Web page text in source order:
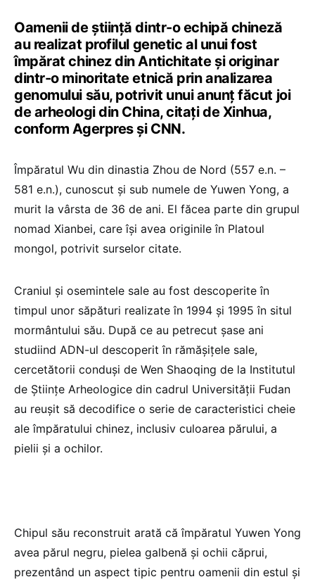
Oamenii de ştiinţă dintr-o echipă chineză
au realizat profilul genetic al unui fost
împărat chinez din Antichitate şi originar
dintr-o minoritate etnică prin analizarea
genomului său, potrivit unui anunţ făcut joi
de arheologi din China, citaţi de Xinhua,
conform Agerpres și CNN.
Împăratul Wu din dinastia Zhou de Nord (557 e.n. –
581 e.n.), cunoscut şi sub numele de Yuwen Yong, a
murit la vârsta de 36 de ani. El făcea parte din grupul
nomad Xianbei, care îşi avea originile în Platoul
mongol, potrivit surselor citate.
Craniul şi osemintele sale au fost descoperite în
timpul unor săpături realizate în 1994 şi 1995 în situl
mormântului său. După ce au petrecut şase ani
studiind ADN-ul descoperit în rămăşiţele sale,
cercetătorii conduşi de Wen Shaoqing de la Institutul
de Ştiinţe Arheologice din cadrul Universităţii Fudan
au reuşit să decodifice o serie de caracteristici cheie
ale împăratului chinez, inclusiv culoarea părului, a
pielii şi a ochilor.
Chipul său reconstruit arată că împăratul Yuwen Yong
avea părul negru, pielea galbenă şi ochii căprui,
prezentând un aspect tipic pentru oamenii din estul şi